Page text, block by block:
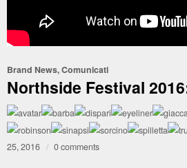
Brand News,Comunicati
Northside Festival
25, 2016 / 0 comments